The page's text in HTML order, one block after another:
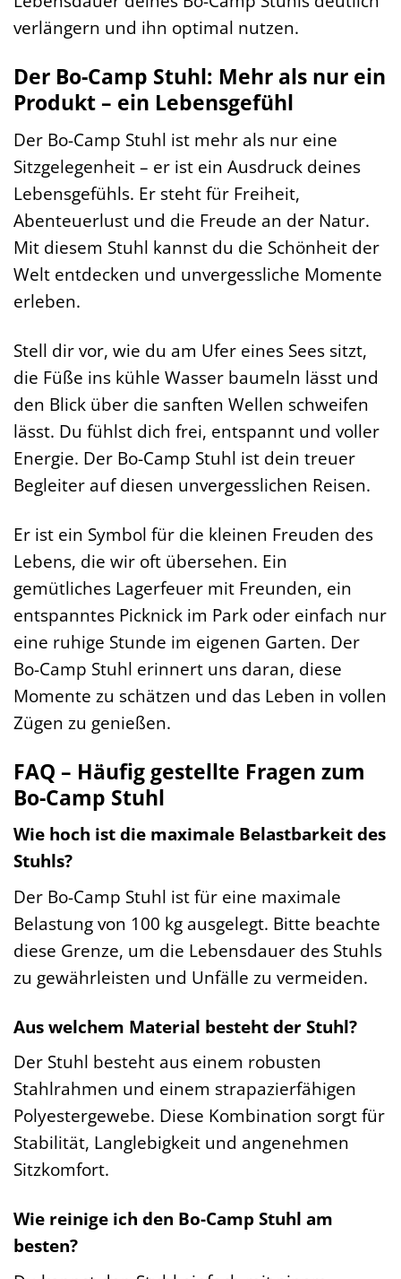
verlängern und ihn optimal nutzen.
Der Bo-Camp Stuhl: Mehr als nur ein
Produkt – ein Lebensgefühl
Der Bo-Camp Stuhl ist mehr als nur eine
Sitzgelegenheit – er ist ein Ausdruck deines
Lebensgefühls. Er steht für Freiheit,
Abenteuerlust und die Freude an der Natur.
Mit diesem Stuhl kannst du die Schönheit der
Welt entdecken und unvergessliche Momente
erleben.
Stell dir vor, wie du am Ufer eines Sees sitzt,
die Füße ins kühle Wasser baumeln lässt und
den Blick über die sanften Wellen schweifen
lässt. Du fühlst dich frei, entspannt und voller
Energie. Der Bo-Camp Stuhl ist dein treuer
Begleiter auf diesen unvergesslichen Reisen.
Er ist ein Symbol für die kleinen Freuden des
Lebens, die wir oft übersehen. Ein
gemütliches Lagerfeuer mit Freunden, ein
entspanntes Picknick im Park oder einfach nur
eine ruhige Stunde im eigenen Garten. Der
Bo-Camp Stuhl erinnert uns daran, diese
Momente zu schätzen und das Leben in vollen
Zügen zu genießen.
FAQ – Häufig gestellte Fragen zum
Bo-Camp Stuhl
Wie hoch ist die maximale Belastbarkeit des
Stuhls?
Der Bo-Camp Stuhl ist für eine maximale
Belastung von 100 kg ausgelegt. Bitte beachte
diese Grenze, um die Lebensdauer des Stuhls
zu gewährleisten und Unfälle zu vermeiden.
Aus welchem Material besteht der Stuhl?
Der Stuhl besteht aus einem robusten
Stahlrahmen und einem strapazierfähigen
Polyestergewebe. Diese Kombination sorgt für
Stabilität, Langlebigkeit und angenehmen
Sitzkomfort.
Wie reinige ich den Bo-Camp Stuhl am
besten?